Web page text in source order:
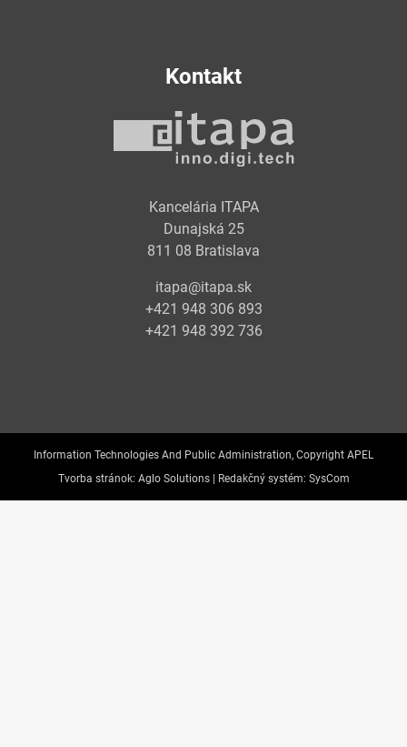
Kontakt
Kancelária ITAPA
Dunajská 25
811 08 Bratislava
itapa@itapa.sk
+421 948 306 893
+421 948 392 736
Information Technologies And Public Administration, Copyright APEL
Tvorba stránok: Aglo Solutions | Redakčný systém: SysCom